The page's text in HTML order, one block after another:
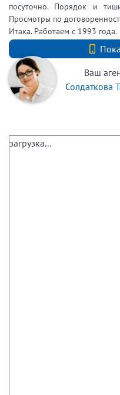
посуточно. Порядок и
Просмотры по
Итака. Работаем с 1993 года.
+7
Ваш
Солдаткова
загрузка...